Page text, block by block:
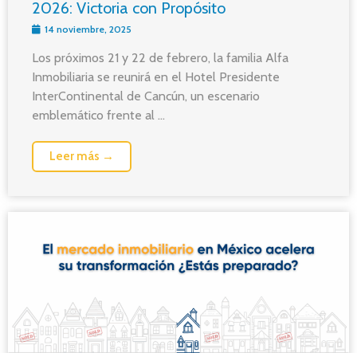
2026: Victoria con Propósito
14 noviembre, 2025
Los próximos 21 y 22 de febrero, la familia Alfa
Inmobiliaria se reunirá en el Hotel Presidente
InterContinental de Cancún, un escenario
emblemático frente al ...
Leer más →